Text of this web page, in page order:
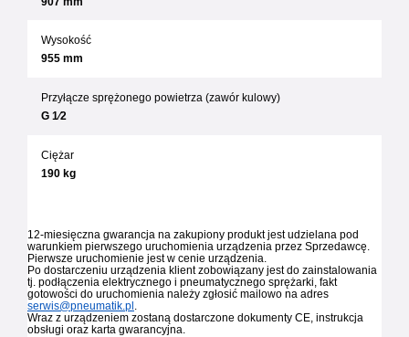
Wysokość
955 mm
Przyłącze sprężonego powietrza (zawór kulowy)
G 1⁄2
Ciężar
190 kg
12-miesięczna gwarancja na zakupiony produkt jest udzielana pod
warunkiem pierwszego uruchomienia urządzenia przez Sprzedawcę.
Pierwsze uruchomienie jest w cenie urządzenia.
Po dostarczeniu urządzenia klient zobowiązany jest do zainstalowania
tj. podłączenia elektrycznego i pneumatycznego sprężarki, fakt
gotowości do uruchomienia należy zgłosić mailowo na adres
serwis@pneumatik.pl
Wraz z urządzeniem zostaną dostarczone dokumenty CE, instrukcja
obsługi oraz karta gwarancyjna.